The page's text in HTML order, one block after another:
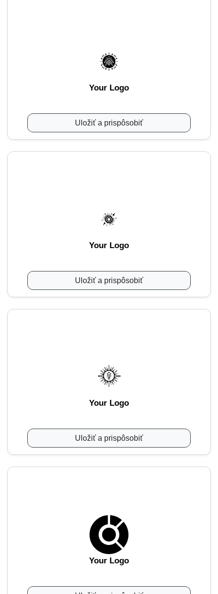
Your Logo
Uložiť a prispôsobiť
Your Logo
Uložiť a prispôsobiť
Your Logo
Uložiť a prispôsobiť
Your Logo